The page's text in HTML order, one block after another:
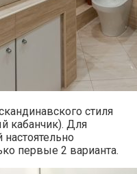
стиля
кабанчик). Для
первые 2 варианта.